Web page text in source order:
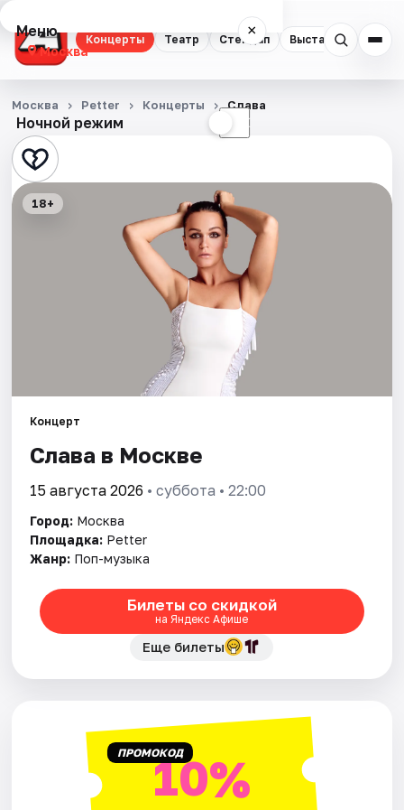
Концерты Театр Стендап Выставки
Меню ×
Москва
Концерты
Театр
Стендап
Города
Площадки
Артисты
Ночной режим ☾
Москва Petter Концерты Слава
18+
Концерт
Слава в Москве
15 августа 2026 • суббота • 22:00
Город: Москва
Площадка: Petter
Жанр: Поп-музыка
Билеты со скидкой
на Яндекс Афише
Еще билеты
ПРОМОКОД10%